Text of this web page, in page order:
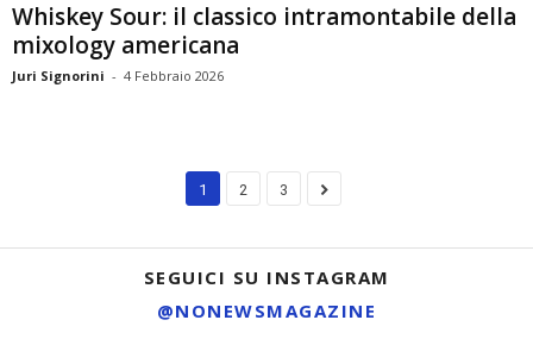
Whiskey Sour: il classico intramontabile della
mixology americana
Juri Signorini - 4 Febbraio 2026
1 2 3
SEGUICI SU INSTAGRAM
@NONEWSMAGAZINE